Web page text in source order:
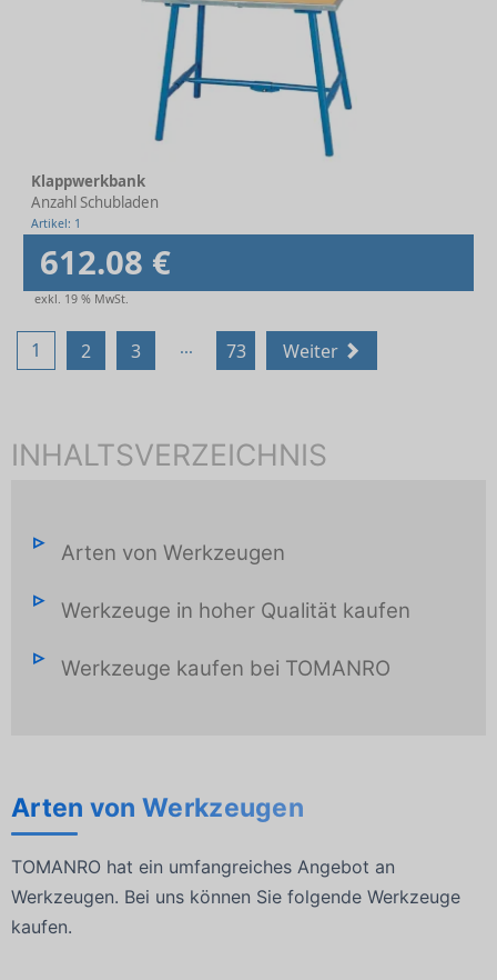
Klappwerkbank
Anzahl Schubladen
Artikel: 1
612.08 €
exkl. 19 % MwSt.
1 2 3 ... 73 Weiter
INHALTSVERZEICHNIS
Arten von Werkzeugen
Werkzeuge in hoher Qualität kaufen
Werkzeuge kaufen bei TOMANRO
Arten von Werkzeugen
TOMANRO hat ein umfangreiches Angebot an
Werkzeugen. Bei uns können Sie folgende Werkzeuge
kaufen.